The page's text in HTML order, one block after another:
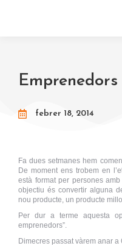
Emprenedors
febrer 18, 2014
Fa dues setmanes hem
De moment ens trobem en
està format per persones
objectiu és convertir alguna
nou producte, un producte
Per dur a terme aquesta
emprenedors”.
Dimecres passat vàrem anar